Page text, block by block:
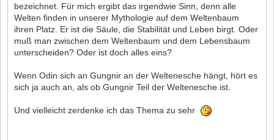
bezeichnet. Für mich ergibt das irgendwie Sinn, denn alle
Welten finden in unserer Mythologie auf dem Weltenbaum
ihren Platz. Er ist die Säule, die Stabilität und Leben birgt. Oder
muß man zwischen dem Weltenbaum und dem Lebensbaum
unterscheiden? Oder ist doch alles eins?
Wenn Odin sich an Gungnir an der Weltenesche hängt, hört es
sich ja auch an, als ob Gungnir Teil der Weltenesche ist.
Und vielleicht zerdenke ich das Thema zu sehr